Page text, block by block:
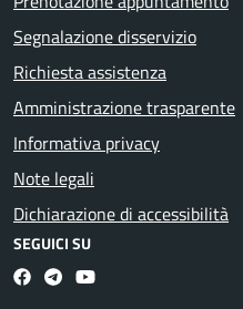
Segnalazione disservizio
Richiesta assistenza
Amministrazione trasparente
Informativa privacy
Note legali
Dichiarazione di accessibilità
SEGUICI SU
Facebook
TelegramYoutube